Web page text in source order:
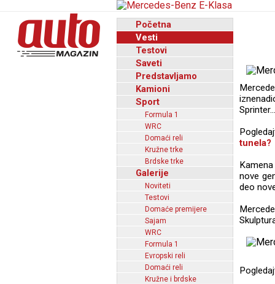
Početna
Vesti
Testovi
Saveti
Predstavljamo
Kamioni
Sport
Formula 1
WRC
Domaći reli
Kružne trke
Brdske trke
Galerije
Noviteti
Testovi
Domaće premijere
Sajam
WRC
Formula 1
Evropski reli
Domaći reli
Kružne i brdske
Sprinter...
tunela?
nove
deo